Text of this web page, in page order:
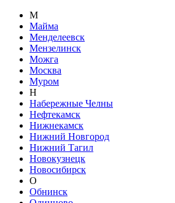
М
Майма
Менделеевск
Мензелинск
Можга
Москва
Муром
Н
Набережные Челны
Нефтекамск
Нижнекамск
Нижний Новгород
Нижний Тагил
Новокузнецк
Новосибирск
О
Обнинск